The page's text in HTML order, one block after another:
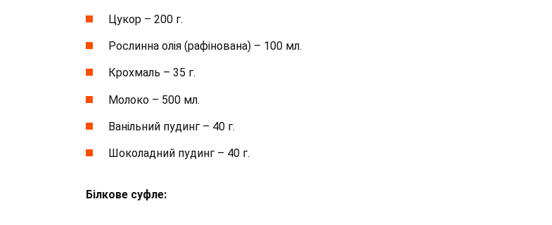
Цукор – 200 г.
Рослинна олія (рафінована) – 100 мл.
Крохмаль – 35 г.
Молоко – 500 мл.
Ванільний пудинг – 40 г.
Шоколадний пудинг – 40 г.
Білкове суфле: